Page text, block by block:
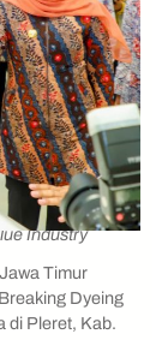
Industry
Timur
Dyeing
di Pleret, Kab.